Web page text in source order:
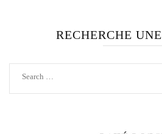
RECHERCHE
Search